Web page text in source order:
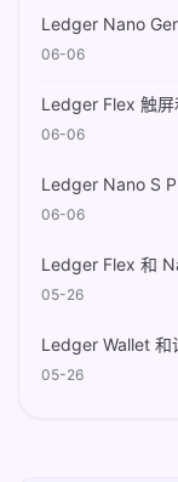
Ledger Nano
06-06
Ledger Flex 触屏
06-06
Ledger Nano S
06-06
Ledger Flex 和
05-26
Ledger Wallet 和
05-26